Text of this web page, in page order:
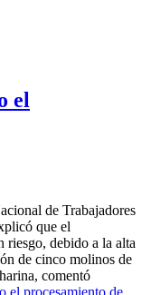
el
de Trabajadores
que el
riesgo, debido a la alta
de cinco molinos de
comentó
el procesamiento de